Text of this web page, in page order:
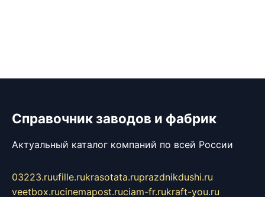
Справочник заводов и фабрик
Актуальный каталог компаний по всей России
03223.ruufille.rukrasotata.ruprazdnikdushi.ru
veetbox.rucinemapost.ruciam-fr.rukraft-you.ru